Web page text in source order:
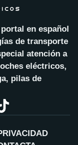
en español
de transporte
atención a
eléctricos,
pilas de